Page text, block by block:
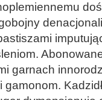
garnach
gamonom.